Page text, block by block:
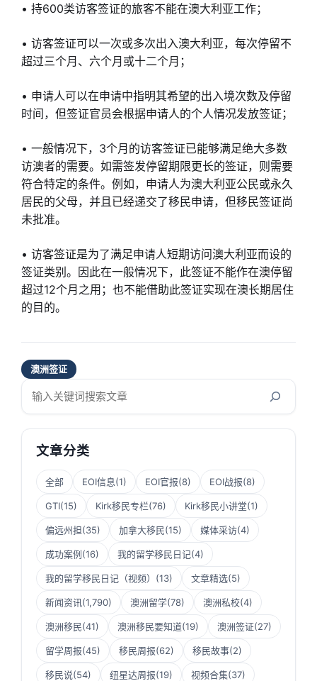
• 持600类访客签证的旅客不能在澳大利亚工作；
• 访客签证可以一次或多次出入澳大利亚，每次停留不
超过三个月、六个月或十二个月；
• 申请人可以在申请中指明其希望的出入境次数及停留
时间，但签证官员会根据申请人的个人情况发放签证；
• 一般情况下，3个月的访客签证已能够满足绝大多数
访澳者的需要。如需签发停留期限更长的签证，则需要
符合特定的条件。例如，申请人为澳大利亚公民或永久
居民的父母，并且已经递交了移民申请，但移民签证尚
未批准。
• 访客签证是为了满足申请人短期访问澳大利亚而设的
签证类别。因此在一般情况下，此签证不能作在澳停留
超过12个月之用；也不能借助此签证实现在澳长期居住
的目的。
澳洲签证
搜
文章分类
全部 EOI信息(1) EOI官报(8) EOI战报(8)
GTI(15) Kirk移民专栏(76) Kirk移民小讲堂(1)
偏远州担(35) 加拿大移民(15) 媒体采访(4)
成功案例(16) 我的留学移民日记(4)
我的留学移民日记（视频） (13) 文章精选(5)
新闻资讯(1,790) 澳洲留学(78) 澳洲私校(4)
澳洲移民(41) 澳洲移民要知道(19) 澳洲签证(27)
留学周报(45) 移民周报(62) 移民故事(2)
移民说(54) 纽星达周报(19) 视频合集(37)